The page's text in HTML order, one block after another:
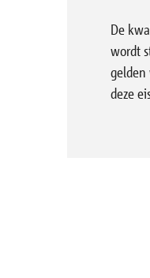
Tronsole®
Certificaten
Bouwfysica
De
wordt
gelden
deze